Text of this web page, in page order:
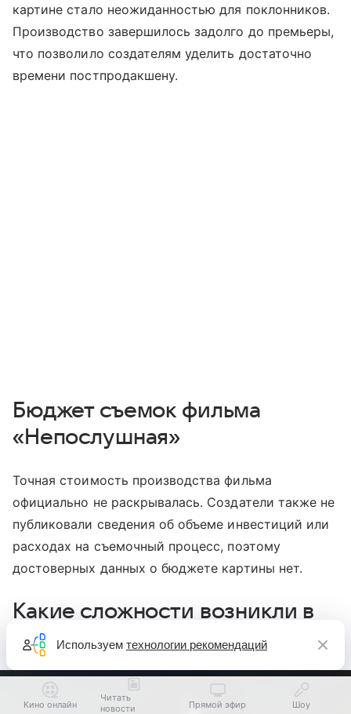
картине стало неожиданностью для поклонников.
Производство завершилось задолго до премьеры,
что позволило создателям уделить достаточно
времени постпродакшену.
Бюджет съемок фильма
«Непослушная»
Точная стоимость производства фильма
официально не раскрывалась. Создатели также не
публиковали сведения об объеме инвестиций или
расходах на съемочный процесс, поэтому
достоверных данных о бюджете картины нет.
Какие сложности возникли в
процессе съемок
Кино онлайн
Читать
новости
Прямой эфир Шоу
Используем технологии рекомендаций